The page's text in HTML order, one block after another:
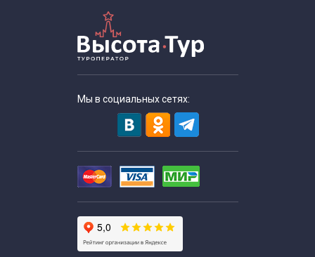
Экскурсии для школьников в апреле
Экскурсии для школьников в августе
Экскурсии по Москве для школьников в декабре
Экскурсии для школьников в феврале
Экскурсии для школьников в июле
Экскурсии для школьников в январе
Мы в социальных сетях: